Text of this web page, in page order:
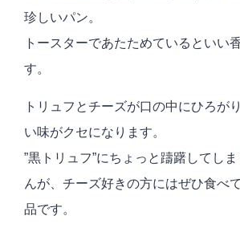
珍しいパン。
トースターであたためているといい
す。
トリュフとチーズが口の中にひろが
い味がクセになります。
”黒トリュフ”にちょっと躊躇してし
んが、チーズ好きの方にはぜひ食べ
品です。